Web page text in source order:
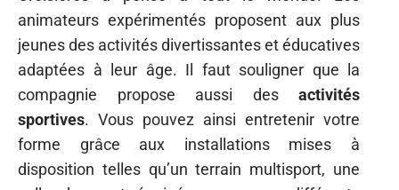
animateurs expérimentés proposent aux plus
jeunes des activités divertissantes et éducatives
adaptées à leur âge. Il faut souligner que la
compagnie propose aussi des activités
sportives. Vous pouvez ainsi entretenir votre
forme grâce aux installations mises à
disposition telles qu’un terrain multisport, une